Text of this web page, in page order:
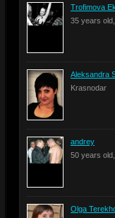
Trofimova
35 years
Aleksandra
Krasnodar
andrey
50 years
Olga